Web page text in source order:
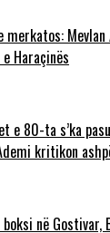
merkatos:
Haraçinës
e 80-ta s’ka
kritikon
në Gostivar,